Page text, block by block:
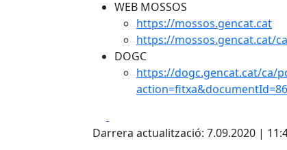
WEB MOSSOS
https://mossos.gencat.cat
https://mossos.gencat.cat/
DOGC
https://dogc.gencat.cat/ca/
Darrera actualització: 7.09.2020 |